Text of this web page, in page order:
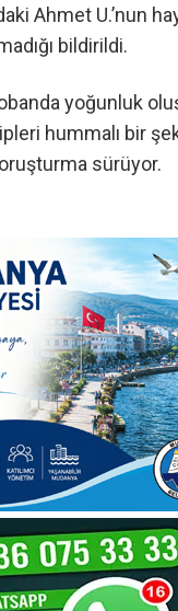
Ahmet U.’nun
bildirildi.
yoğunluk
hummalı bir
sürüyor.